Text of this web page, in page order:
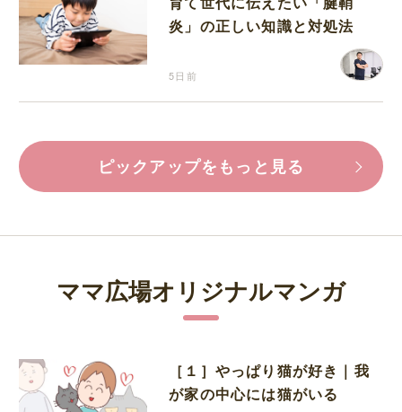
炎」の正しい知識と対処法
5日前
ピックアップをもっと見る
ママ広場オリジナルマンガ
［１］やっぱり猫が好き｜我
が家の中心には猫がいる